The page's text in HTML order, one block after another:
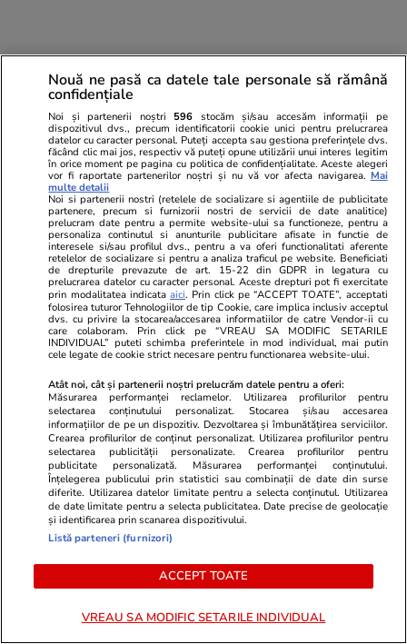
În prima jumătate a lunii iunie, tânărul bengalez
a intrat în contact cu un traficant de migranți
care cutreiera străzile Timișoarei. I-a spus că
prețul drumului e 3.500 de euro, iar familia de
acasă s-a pus pe strâns bani pentru a-l trimite
în vestul Europei.
„A fost ușor să trecem granița. Am luat un taxi
până într-o parcare și, odată ajunși acolo, am
primit de la traficanți o locație pe mesagerie.
Ne-am dus acolo și am găsit un TIR cu un
container atașat. Ne-am urcat vreo 75 de
oameni. Erau afgani, bengalezi, de peste tot. La
graniță ne-am ascuns în niște cutii din placaj”,
povestește Ahmed.
Nouă ne pasă ca datele tale personale să rămână
confidențiale
Noi și partenerii noștri 596 stocăm și/sau accesăm informații pe
dispozitivul dvs., precum identificatorii cookie unici pentru prelucrarea
datelor cu caracter personal. Puteți accepta sau gestiona preferințele dvs.
făcând clic mai jos, respectiv vă puteți opune utilizării unui interes legitim
în orice moment pe pagina cu politica de confidențialitate. Aceste alegeri
vor fi raportate partenerilor noștri și nu vă vor afecta navigarea. Mai
multe detalii
Noi si partenerii nostri (retelele de socializare si agentiile de publicitate
partenere, precum si furnizorii nostri de servicii de date analitice)
prelucram date pentru a permite website-ului sa functioneze, pentru a
personaliza continutul si anunturile publicitare afisate in functie de
interesele si/sau profilul dvs., pentru a va oferi functionalitati aferente
retelelor de socializare si pentru a analiza traficul pe website. Beneficiati
de drepturile prevazute de art. 15-22 din GDPR in legatura cu
prelucrarea datelor cu caracter personal. Aceste drepturi pot fi exercitate
prin modalitatea indicataaici. Prin click pe “ACCEPT TOATE”, acceptati
folosirea tuturor Tehnologiilor de tip Cookie, care implica inclusiv acceptul
dvs. cu privire la stocarea/accesarea informatiilor de catre Vendor-ii cu
care colaboram. Prin click pe “VREAU SA MODIFIC SETARILE
INDIVIDUAL” puteti schimba preferintele in mod individual, mai putin
cele legate de cookie strict necesare pentru functionarea website-ului.
Atât noi, cât și partenerii noștri prelucrăm datele pentru a oferi:
Măsurarea performanței reclamelor. Utilizarea profilurilor pentru
selectarea conținutului personalizat. Stocarea și/sau accesarea
informațiilor de pe un dispozitiv. Dezvoltarea și îmbunătățirea serviciilor.
Crearea profilurilor de conținut personalizat. Utilizarea profilurilor pentru
selectarea publicității personalizate. Crearea profilurilor pentru
publicitate personalizată. Măsurarea performanței conținutului.
Înțelegerea publicului prin statistici sau combinații de date din surse
diferite. Utilizarea datelor limitate pentru a selecta conținutul. Utilizarea
de date limitate pentru a selecta publicitatea. Date precise de geolocație
și identificarea prin scanarea dispozitivului.
Listă parteneri (furnizori)
ACCEPT TOATE
VREAU SA MODIFIC SETARILE INDIVIDUAL